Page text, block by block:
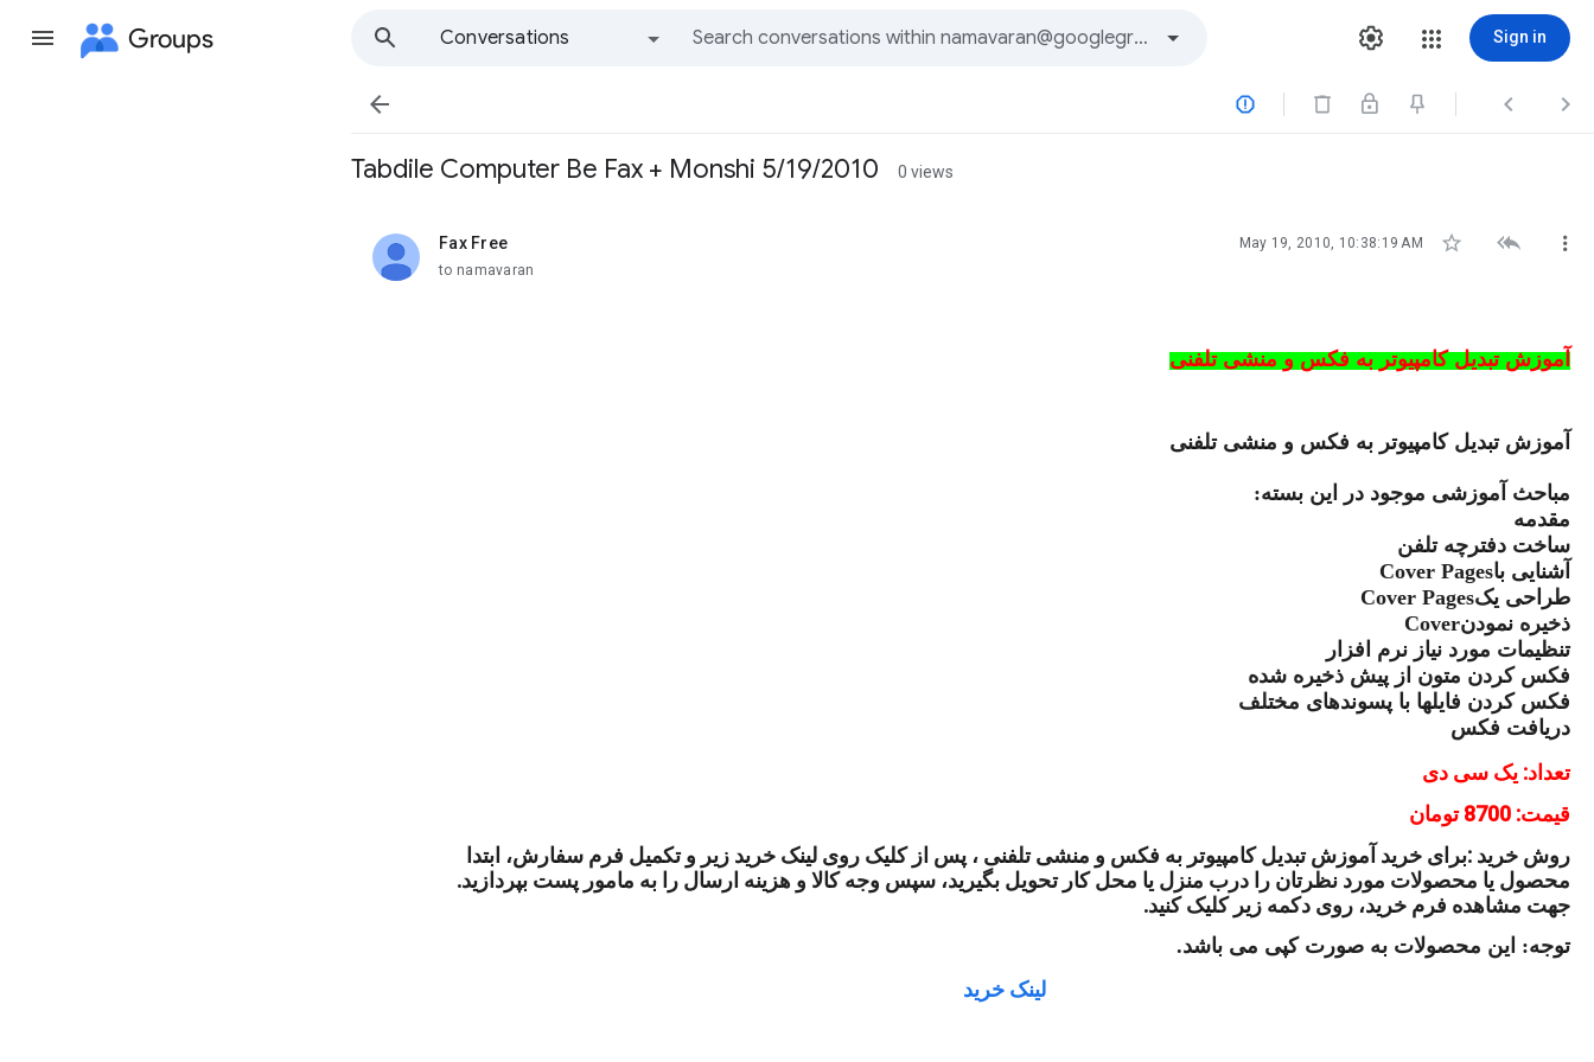
Groups
Conversations
Sign in
   
Tabdile Computer Be Fax + Monshi 5/19/2010 0 views
Fax Free
unread, May 19, 2010, 10:38:19 AM   
to namavaran
آموزش تبدیل کامپیوتر به فکس و منشی تلفنی
آموزش تبدیل کامپیوتر به فکس و منشی تلفنی
مباحث آموزشی موجود در این بسته:
مقدمه
ساخت دفترچه تلفن
آشنایی باCover Pages
طراحی یکCover Pages
ذخیره نمودنCover
تنظیمات مورد نیاز نرم افزار
فکس کردن متون از پیش ذخیره شده
فکس کردن فایلها با پسوندهای مختلف
دریافت فکس
تعداد: یک سی دی
قیمت: 8700تومان
روش خرید :برای خرید آموزش تبدیل کامپیوتر به فکس و منشی تلفنی ، پس از کلیک روی لینک خرید زیر و تکمیل فرم سفارش، ابتدا
محصول یا محصولات مورد نظرتان را درب منزل یا محل کار تحویل بگیرید، سپس وجه کالا و هزینه ارسال را به مامور پست بپردازید.
جهت مشاهده فرم خرید، روی دکمه زیر کلیک کنید.
توجه: این محصولات به صورت کپی می باشد.
لینک خرید